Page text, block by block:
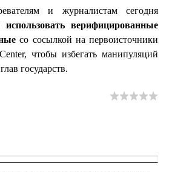
и журналистам сегодня
использовать верифицированные
со сосылкой на первоисточники
чтобы избегать манипуляций
государств.